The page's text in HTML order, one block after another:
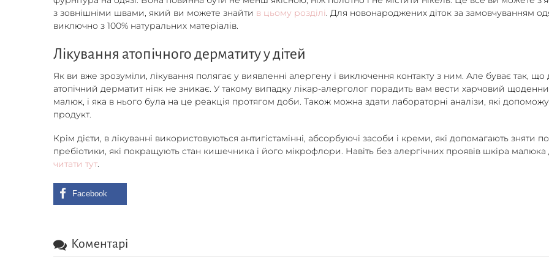
з зовнішніми швами, який ви можете знайти в цьому розділі. Для новонароджених діток за замовчуванням
виключно з 100% натуральних матеріалів.
Лікування атопічного дерматиту у дітей
Як ви вже зрозуміли, лікування полягає у виявленні алергену і виключення контакту з ним. Але буває так,
атопічний дерматит ніяк не зникає. У такому випадку лікар-алерголог порадить вам вести харчовий
малюк, і яка в нього була на це реакція протягом доби. Також можна здати лабораторні аналізи, які
продукт.
Крім дієти, в лікуванні використовуються антигістамінні, абсорбуючі засоби і креми, які допомагають зняти
пребіотики, які покращують стан кишечника і його мікрофлори. Навіть без алергічних проявів шкіра
читати тут.
Коментарi